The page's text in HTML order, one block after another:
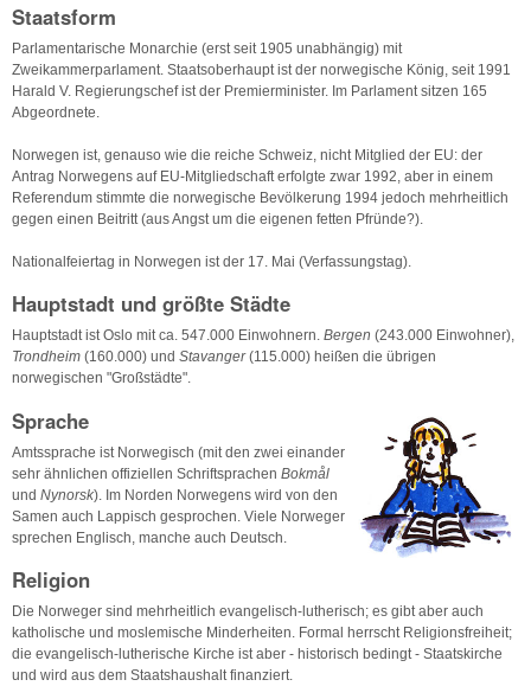
Staatsform
Parlamentarische Monarchie (erst seit 1905 unabhängig) mit
Zweikammerparlament. Staatsoberhaupt ist der norwegische König, seit 1991
Harald V. Regierungschef ist der Premierminister. Im Parlament sitzen 165
Abgeordnete.
Norwegen ist, genauso wie die reiche Schweiz, nicht Mitglied der EU: der
Antrag Norwegens auf EU-Mitgliedschaft erfolgte zwar 1992, aber in einem
Referendum stimmte die norwegische Bevölkerung 1994 jedoch mehrheitlich
gegen einen Beitritt (aus Angst um die eigenen fetten Pfründe?).
Nationalfeiertag in Norwegen ist der 17. Mai (Verfassungstag).
Hauptstadt und größte Städte
Hauptstadt ist Oslo mit ca. 547.000 Einwohnern. Bergen (243.000 Einwohner),
Trondheim (160.000) und Stavanger(115.000) heißen die übrigen
norwegischen "Großstädte".
Sprache
Amtssprache ist Norwegisch (mit den zwei einander
sehr ähnlichen offiziellen Schriftsprachen Bokmål
und Nynorsk). Im Norden Norwegens wird von den
Samen auch Lappisch gesprochen. Viele Norweger
sprechen Englisch, manche auch Deutsch.
Religion
Die Norweger sind mehrheitlich evangelisch-lutherisch; es gibt aber auch
katholische und moslemische Minderheiten. Formal herrscht Religionsfreiheit;
die evangelisch-lutherische Kirche ist aber - historisch bedingt - Staatskirche
und wird aus dem Staatshaushalt finanziert.